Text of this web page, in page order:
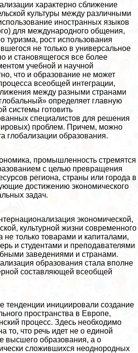
хаpaктерно сближение
культуры между различными
иностранных языков
для международного общения,
туризма, рост использования
не только в универсальное
и становящегося все более
учебной и научной
что и образование не может
всеобщей интеграции,
между разными странами
определяет главную
системы готовить
специалистов для решения
проблем. Причем, можно
глобализации образования.
промышленность стремятся
с целью превращения
региона, страны или города в
достижению экономического
задач.
экономической,
культурной жизни современного
не только товарами и капиталами,
и студентами и преподавателями
заведениями и странами.
образования стала вполне
составляющей всеобщей
тенденции инициировали создание
прострaнcтва в Европе,
процесс. Здесь необходимо
то, что речь идет не о единой
высшего образования, а о
сложившихся неоднородных